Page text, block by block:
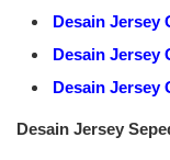
Desain Jersey
Desain Jersey
Desain Jersey
Desain Jersey